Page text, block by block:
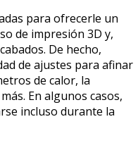
para ofrecerle un
de impresión 3D y,
De hecho,
de ajustes para afinar
de calor, la
En algunos casos,
incluso durante la